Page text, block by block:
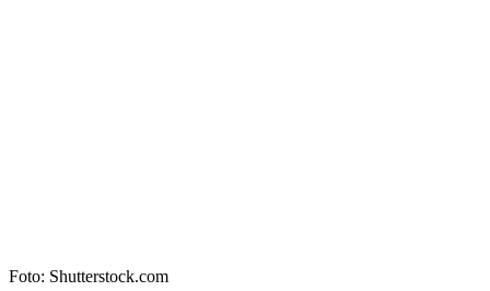
Foto: Shutterstock.com